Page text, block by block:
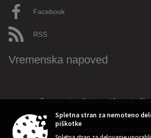
Facebook
RSS
Vremenska napoved
Spletna stran za nemoteno
piškotke